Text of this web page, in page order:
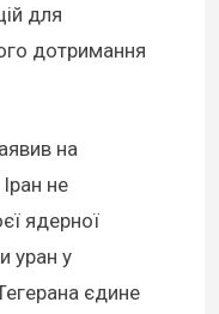
для
дотримання
на
не
ядерної
уран у
єдине